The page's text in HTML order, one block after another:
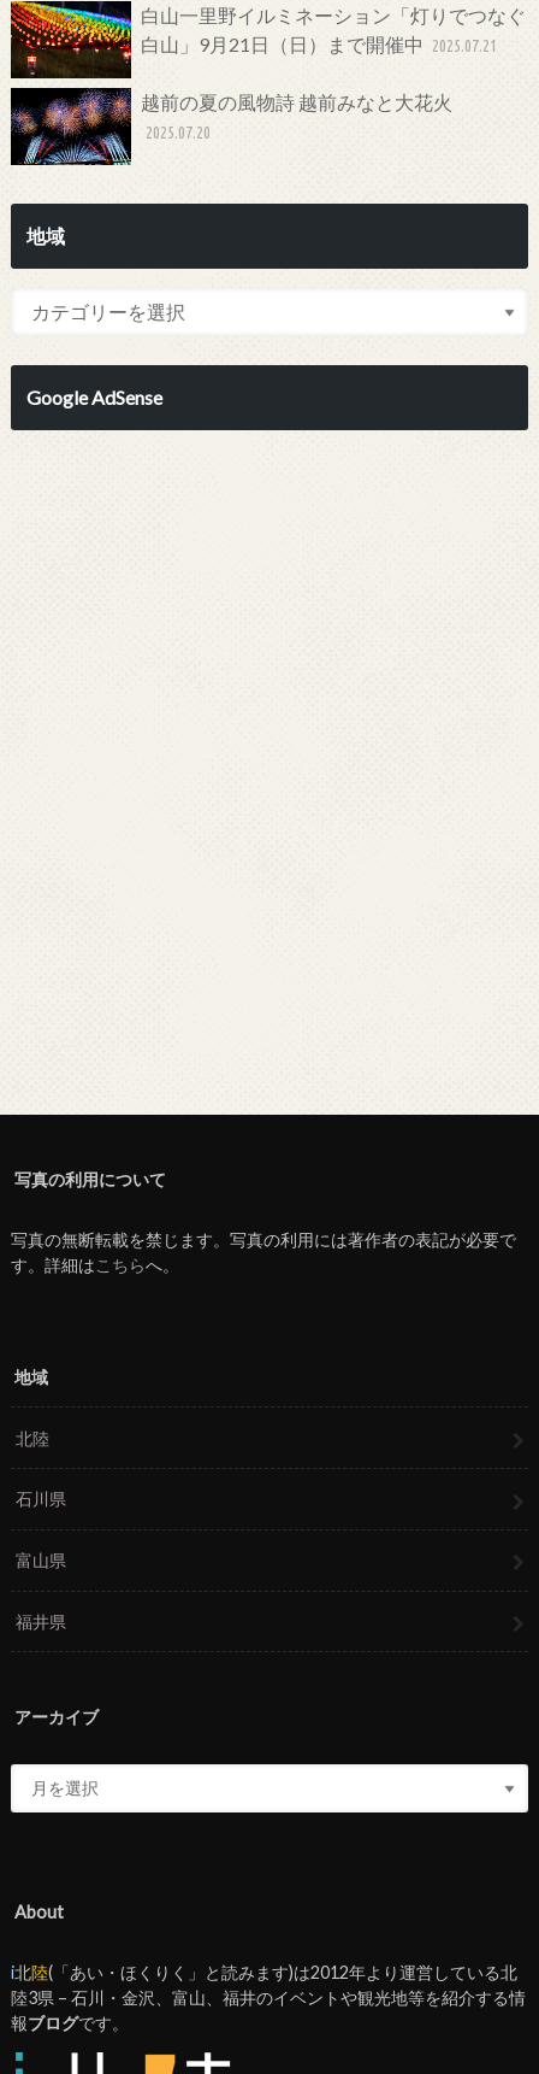
白山一里野イルミネーション「灯りでつなぐ
白山」9月21日（日）まで開催中
2025.07.21
越前の夏の風物詩 越前みなと大花火
2025.07.20
地域
Google AdSense
写真の利用について
写真の無断転載を禁じます。写真の利用には著作者の表記が必要で
す。詳細はこちらへ。
地域
北陸
石川県
富山県
福井県
アーカイブ
About
i北陸(「あい・ほくりく」と読みます)は2012年より運営している北
陸3県 – 石川・金沢、富山、福井のイベントや観光地等を紹介する情
報ブログです。